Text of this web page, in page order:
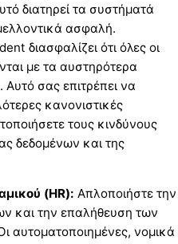
διατηρεί τα συστήματά
ασφαλή.
διασφαλίζει ότι όλες οι
με τα αυστηρότερα
σας επιτρέπει να
κανονιστικές
τους κινδύνους
δεδομένων και της
(HR): Απλοποιήστε την
και την επαλήθευση των
αυτοματοποιημένες, νομικά